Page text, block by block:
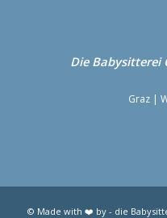
Die Babysitterei
Graz|
© Made with ❤️ by - die